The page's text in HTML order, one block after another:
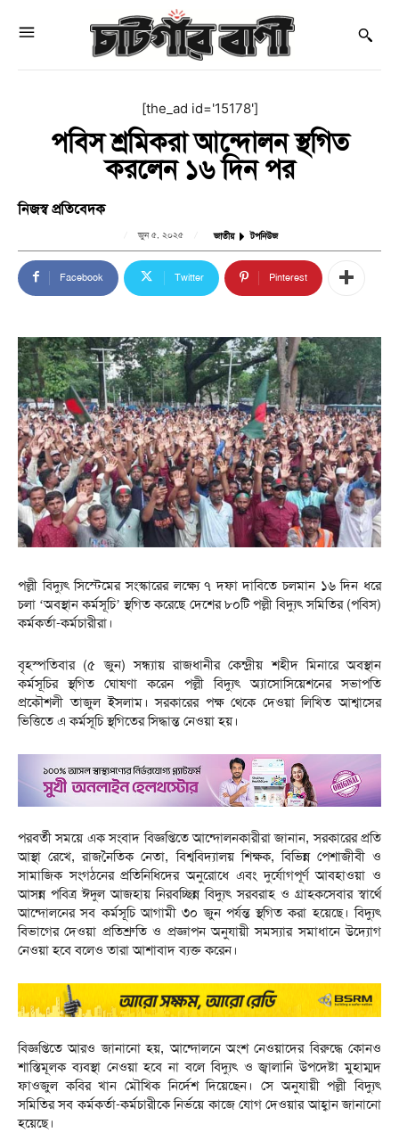
[the_ad id='15178']
পবিস শ্রমিকরা আন্দোলন স্থগিত
করলেন ১৬ দিন পর
নিজস্ব প্রতিবেদক
জুন ৫, ২০২৫ জাতীয় টপনিউজ
Facebook Twitter Pinterest
পল্লী বিদ্যুৎ সিস্টেমের সংস্কারের লক্ষ্যে ৭ দফা দাবিতে চলমান ১৬ দিন ধরে
চলা ‘অবস্থান কর্মসূচি’ স্থগিত করেছে দেশের ৮০টি পল্লী বিদ্যুৎ সমিতির (পবিস)
কর্মকর্তা-কর্মচারীরা।
বৃহস্পতিবার (৫ জুন) সন্ধ্যায় রাজধানীর কেন্দ্রীয় শহীদ মিনারে অবস্থান
কর্মসূচির স্থগিত ঘোষণা করেন পল্লী বিদ্যুৎ অ্যাসোসিয়েশনের সভাপতি
প্রকৌশলী তাজুল ইসলাম। সরকারের পক্ষ থেকে দেওয়া লিখিত আশ্বাসের
ভিত্তিতে এ কর্মসূচি স্থগিতের সিদ্ধান্ত নেওয়া হয়।
পরবর্তী সময়ে এক সংবাদ বিজ্ঞপ্তিতে আন্দোলনকারীরা জানান, সরকারের প্রতি
আস্থা রেখে, রাজনৈতিক নেতা, বিশ্ববিদ্যালয় শিক্ষক, বিভিন্ন পেশাজীবী ও
সামাজিক সংগঠনের প্রতিনিধিদের অনুরোধে এবং দুর্যোগপূর্ণ আবহাওয়া ও
আসন্ন পবিত্র ঈদুল আজহায় নিরবচ্ছিন্ন বিদ্যুৎ সরবরাহ ও গ্রাহকসেবার স্বার্থে
আন্দোলনের সব কর্মসূচি আগামী ৩০ জুন পর্যন্ত স্থগিত করা হয়েছে। বিদ্যুৎ
বিভাগের দেওয়া প্রতিশ্রুতি ও প্রজ্ঞাপন অনুযায়ী সমস্যার সমাধানে উদ্যোগ
নেওয়া হবে বলেও তারা আশাবাদ ব্যক্ত করেন।
বিজ্ঞপ্তিতে আরও জানানো হয়, আন্দোলনে অংশ নেওয়াদের বিরুদ্ধে কোনও
শাস্তিমূলক ব্যবস্থা নেওয়া হবে না বলে বিদ্যুৎ ও জ্বালানি উপদেষ্টা মুহাম্মদ
ফাওজুল কবির খান মৌখিক নির্দেশ দিয়েছেন। সে অনুযায়ী পল্লী বিদ্যুৎ
সমিতির সব কর্মকর্তা-কর্মচারীকে নির্ভয়ে কাজে যোগ দেওয়ার আহ্বান জানানো
হয়েছে।